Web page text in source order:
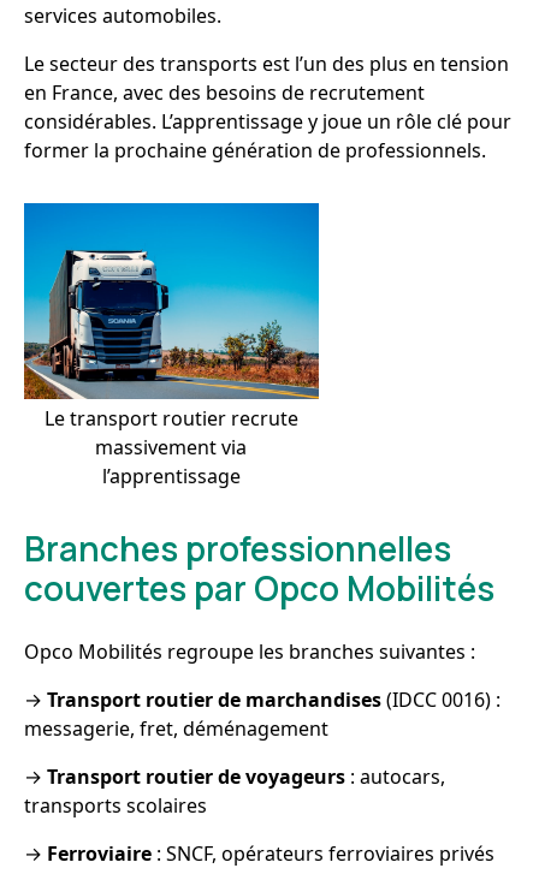
services automobiles.
Le secteur des transports est l’un des plus en tension
en France, avec des besoins de recrutement
considérables. L’apprentissage y joue un rôle clé pour
former la prochaine génération de professionnels.
Le transport routier recrute
massivement via
l’apprentissage
Branches professionnelles
couvertes par Opco Mobilités
Opco Mobilités regroupe les branches suivantes :
→ Transport routier de marchandises(IDCC 0016) :
messagerie, fret, déménagement
→ Transport routier de voyageurs : autocars,
transports scolaires
→ Ferroviaire : SNCF, opérateurs ferroviaires privés